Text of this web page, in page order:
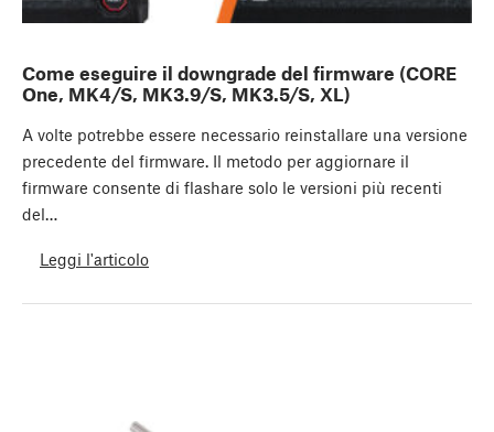
Come eseguire il downgrade del firmware (CORE
One, MK4/S, MK3.9/S, MK3.5/S, XL)
A volte potrebbe essere necessario reinstallare una versione
precedente del firmware. Il metodo per aggiornare il
firmware consente di flashare solo le versioni più recenti
del…
Leggi l'articolo